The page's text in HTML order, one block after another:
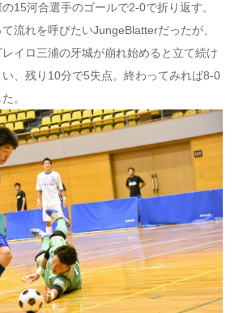
15河合選手のゴールで2-0で折り返す。
流れを呼びたいJungeBlatterだったが、
イロ三浦の牙城が崩れ始めると立て続け
、残り10分で5失点。終わってみれば8-0
。